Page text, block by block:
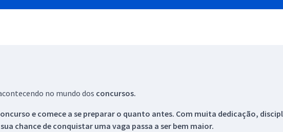
no mundo dos concursos.
e comece a se preparar o quanto antes. Com muita dedicação,
chance de conquistar uma vaga passa a ser bem maior.